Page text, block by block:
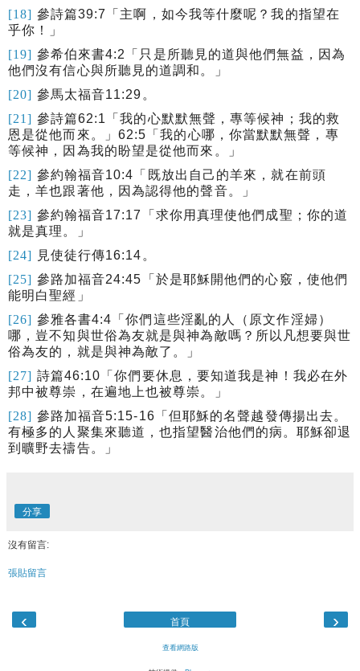
[18] 參詩篇39:7 「 主啊，如今我等什麼呢？我的指望在
乎你！
」
[19] 參希伯來書4:2
「只是所聽見的道與他們無益，因為
他們沒有信心與所聽見的道調和。」
[20] 參馬太福音11:29 。
[21] 參詩篇62:1 「我的心默默無聲，專等候神；我的救
恩是從他而來。
」 62:5 「我的心哪，你當默默無聲，專
等候神，因為我的盼望是從他而來。
」
[22] 參約翰福音10:4 「既放出自己的羊來，就在前頭
走，羊也跟著他，因為認得他的聲音。」
[23] 參約翰福音17:17 「 求你用真理使他們成聖；你的道
就是真理。
」
[24] 見使徒行傳16:14 。
[25] 參路加福音24:45 「 於是耶穌開他們的心竅，使他們
能明白聖經 」
[26] 參雅各書4:4 「你們這些淫亂的人（原文作淫婦）
哪，豈不知與世俗為友就是與神為敵嗎？所以凡想要與世
俗為友的，就是與神為敵了。」
[27] 詩篇46:10 「你們要休息，要知道我是神！我必在外
邦中被尊崇，在遍地上也被尊崇。」
[28] 參路加福音5:15-16 「 但耶穌的名聲越發傳揚出去。
有極多的人聚集來聽道，也指望醫治他們的病。耶穌卻退
到曠野去禱告。
」
分享
沒有留言:
張貼留言
‹ ›
首頁
查看網路版